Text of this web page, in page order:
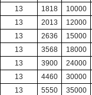
13 1818
10000
13 2013
12000
13 2636
15000
13 3568
18000
13 3900
24000
13 4460
30000
13 5550
35000